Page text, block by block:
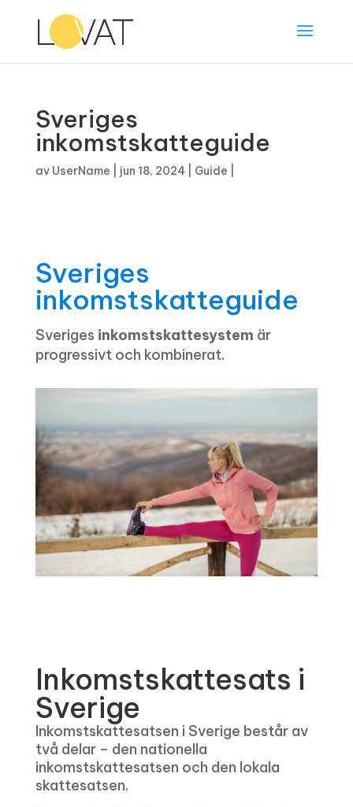
Sveriges
inkomstskatteguide
av UserName jun 18, 2024| Guide
Sveriges
inkomstskatteguide
Sveriges inkomstskattesystem är
progressivt och kombinerat.
Inkomstskattesats i
Sverige
Inkomstskattesatsen i Sverige består av
två delar – den nationella
inkomstskattesatsen och den lokala
skattesatsen.